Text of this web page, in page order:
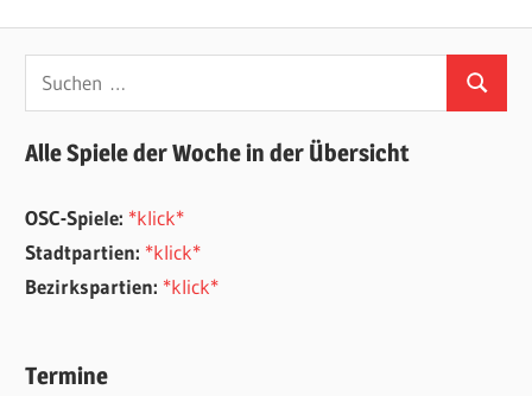
Suchen
nach:
Suchen
Alle Spiele der Woche in der Übersicht
OSC-Spiele: *klick*
Stadtpartien: *klick*
Bezirkspartien: *klick*
Termine